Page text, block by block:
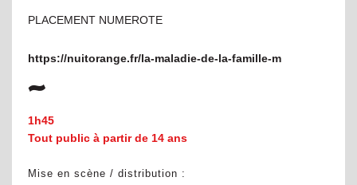
PLACEMENT NUMEROTE
https://nuitorange.fr/la-maladie-de-la-famille-m
1h45
Tout public à partir de 14 ans
Mise en scène / distribution :